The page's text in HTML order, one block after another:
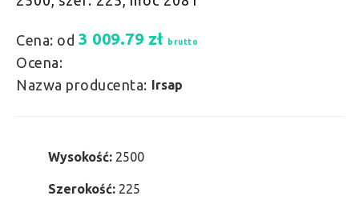
Cena: od 3 009.79 zł brutto
Ocena:
Nazwa producenta: Irsap
Wysokość: 2500
Szerokość: 225